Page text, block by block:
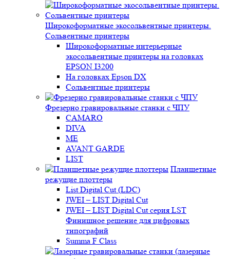
Широкоформатные экосольвентные принтеры.
Сольвентные принтеры
Широкоформатные интерьерные
экосольвентные принтеры на головках
EPSON I3200
На головках Epson DX
Сольвентные принтеры
Фрезерно гравировальные станки с ЧПУ
CAMARO
DIVA
ME
AVANT GARDE
LIST
Планшетные
режущие плоттеры
List Digital Cut (LDC)
JWEI – LIST Digital Cut
JWEI – LIST Digital Cut серия LST
Финишное решение для цифровых
типографий
Summa F Class